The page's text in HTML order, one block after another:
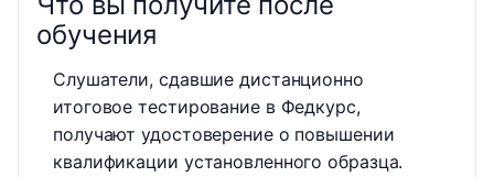
обучения
Слушатели, сдавшие дистанционно
итоговое тестирование в Федкурс,
получают удостоверение о повышении
квалификации установленного образца.